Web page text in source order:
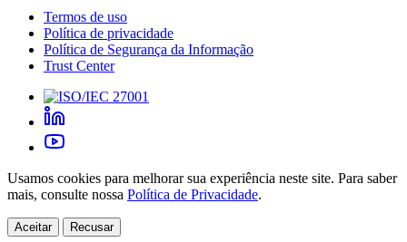
Termos de uso
Política de privacidade
Política de Segurança da Informação
Trust Center
Usamos cookies para melhorar sua experiência neste site. Para saber
mais, consulte nossa Política de Privacidade.
Aceitar Recusar